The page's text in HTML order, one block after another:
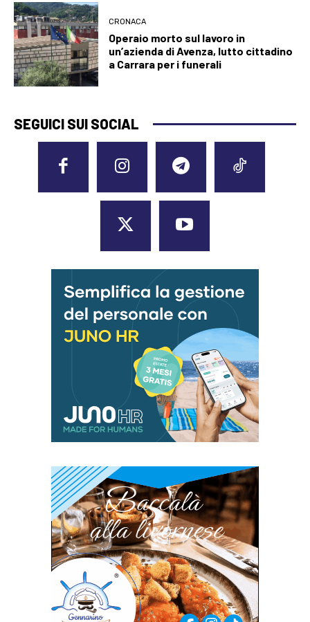
CRONACA
Operaio morto sul lavoro in
un’azienda di Avenza, lutto cittadino
a Carrara per i funerali
SEGUICI SUI SOCIAL